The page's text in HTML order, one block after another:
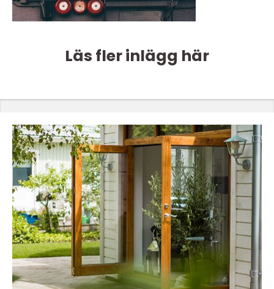
Läs fler inlägg här